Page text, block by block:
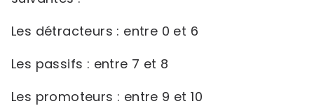
Les détracteurs : entre 0 et 6
Les passifs : entre 7 et 8
Les promoteurs : entre 9 et 10